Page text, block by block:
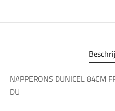
NAPPERONS DUNICEL 84CM
DU